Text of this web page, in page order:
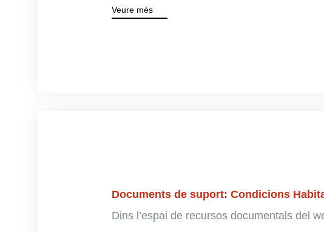
Veure més
Documents de suport: Condicions
Dins l’espai de recursos documentals del